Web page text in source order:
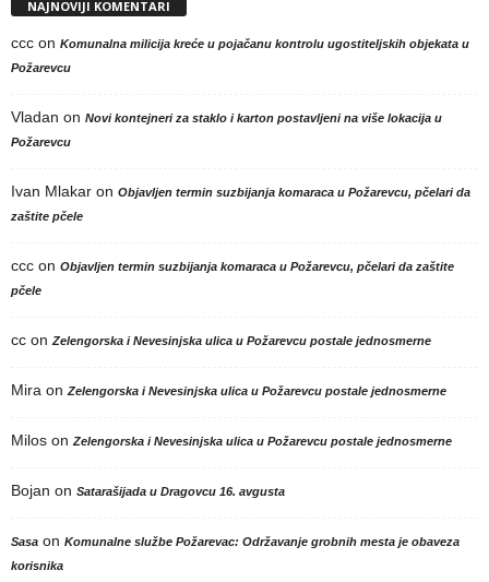
NAJNOVIJI KOMENTARI
ccc on Komunalna milicija kreće u pojačanu kontrolu ugostiteljskih objekata u
Požarevcu
Vladan on Novi kontejneri za staklo i karton postavljeni na više lokacija u
Požarevcu
Ivan Mlakar on Objavljen termin suzbijanja komaraca u Požarevcu, pčelari da
zaštite pčele
ccc on Objavljen termin suzbijanja komaraca u Požarevcu, pčelari da zaštite
pčele
cc on Zelengorska i Nevesinjska ulica u Požarevcu postale jednosmerne
Mira on Zelengorska i Nevesinjska ulica u Požarevcu postale jednosmerne
Milos on Zelengorska i Nevesinjska ulica u Požarevcu postale jednosmerne
Bojan on Satarašijada u Dragovcu 16. avgusta
Sasa on Komunalne službe Požarevac: Održavanje grobnih mesta je obaveza
korisnika